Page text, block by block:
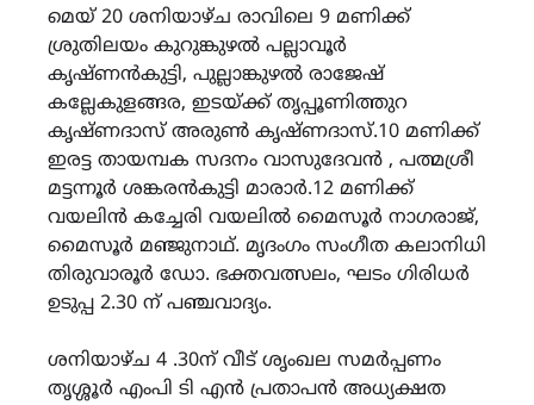
മെയ് 20 ശനിയാഴ്ച രാവിലെ 9 മണിക്ക്
ശ്രുതിലയം കുറുങ്കുഴൽ പല്ലാവൂർ
കൃഷ്ണൻകുട്ടി, പുല്ലാങ്കുഴൽ രാജേഷ്
കല്ലേകുളങ്ങര, ഇടയ്ക്ക് തൃപ്പൂണിത്തുറ
കൃഷ്ണദാസ് അരുൺ കൃഷ്ണദാസ്.10 മണിക്ക്
ഇരട്ട തായമ്പക സദനം വാസുദേവൻ , പത്മശ്രീ
മട്ടന്നൂർ ശങ്കരൻകുട്ടി മാരാർ.12 മണിക്ക്
വയലിൻ കച്ചേരി വയലിൽ മൈസൂർ നാഗരാജ്,
മൈസൂർ മഞ്ജുനാഥ്. മൃദംഗം സംഗീത കലാനിധി
തിരുവാരൂർ ഡോ. ഭക്തവത്സലം, ഘടം ഗിരിധർ
ഉടുപ്പ 2.30 ന് പഞ്ചവാദ്യം.
ശനിയാഴ്ച 4 .30ന് വീട് ശൃംഖല സമർപ്പണം
തൃശ്ശൂർ എംപി ടി എൻ പ്രതാപൻ അധ്യക്ഷത